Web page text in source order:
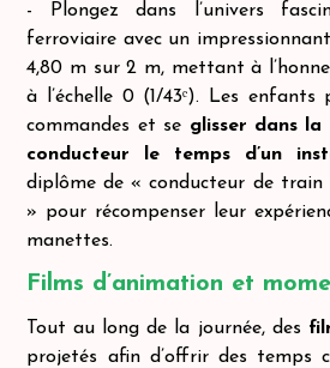
- Plongez dans l’univers
ferroviaire avec un
4,80 m sur 2 m, mettant à
à l’échelle 0 (1/43ᵉ). Les
commandes et se glisser dans la
conducteur le temps d’un
diplôme de « conducteur de train
» pour récompenser leur
manettes.
Films d’animation et
Tout au long de la journée, des
projetés afin d’offrir des temps